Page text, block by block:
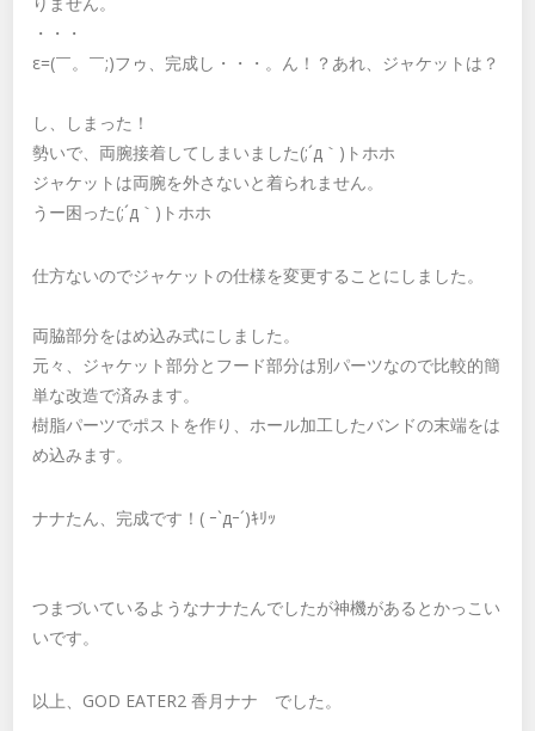
・・・
ε=(￣。￣;)フゥ、完成し・・・。ん！？あれ、ジャケットは？
し、しまった！
勢いで、両腕接着してしまいました(;´д｀)トホホ
ジャケットは両腕を外さないと着られません。
うー困った(;´д｀)トホホ
仕方ないのでジャケットの仕様を変更することにしました。
両脇部分をはめ込み式にしました。
元々、ジャケット部分とフード部分は別パーツなので比較的簡
単な改造で済みます。
樹脂パーツでポストを作り、ホール加工したバンドの末端をは
め込みます。
ナナたん、完成です！( ｰ`дｰ´)ｷﾘｯ
つまづいているようなナナたんでしたが神機があるとかっこい
いです。
以上、GOD EATER2 香月ナナ でした。